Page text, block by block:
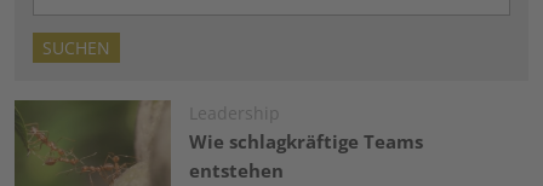
Image Leadership
Wie schlagkräftige Teams
entstehen